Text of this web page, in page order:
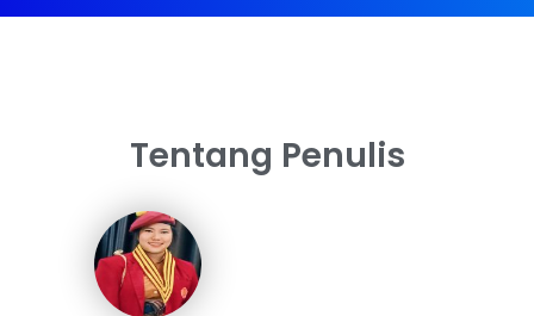
Tentang Penulis